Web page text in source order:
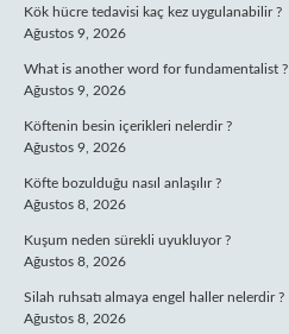
Kök hücre tedavisi kaç kez uygulanabilir ?
Ağustos 9, 2026
What is another word for fundamentalist ?
Ağustos 9, 2026
Köftenin besin içerikleri nelerdir ?
Ağustos 9, 2026
Köfte bozulduğu nasıl anlaşılır ?
Ağustos 8, 2026
Kuşum neden sürekli uyukluyor ?
Ağustos 8, 2026
Silah ruhsatı almaya engel haller nelerdir ?
Ağustos 8, 2026